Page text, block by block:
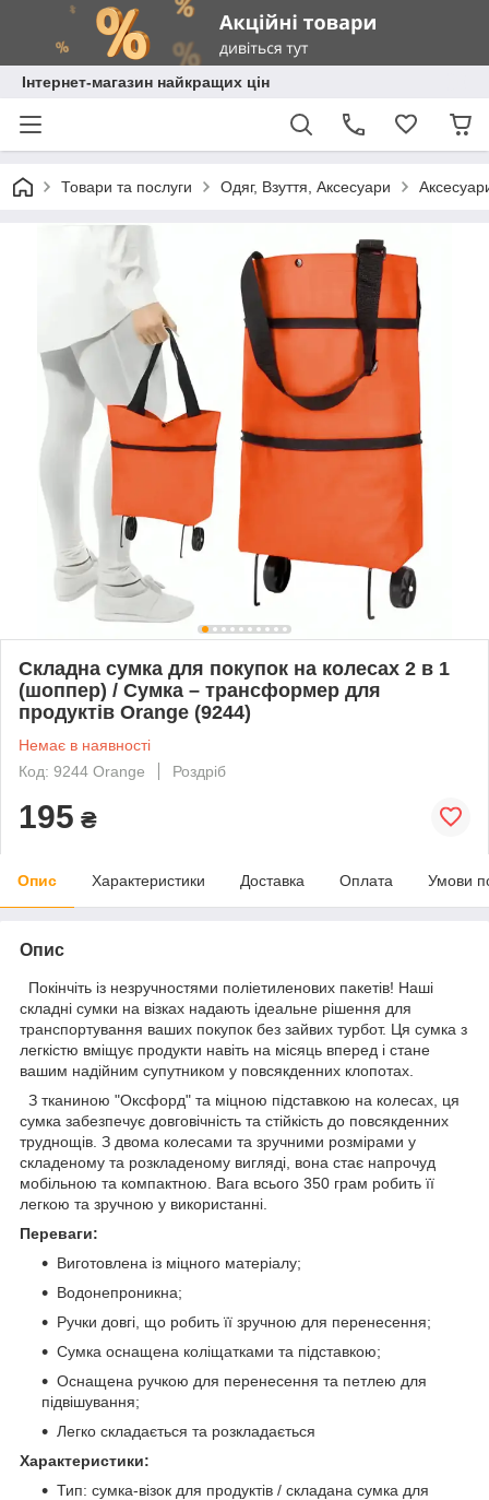
Інтернет-магазин найкращих цін
Товари та послуги Одяг, Взуття, Аксесуари
Складна сумка для покупок на колесах 2 в 1
(шоппер) / Сумка – трансформер для
продуктів Orange (9244)
Немає в наявності
Код: 9244 Orange
Роздріб
195 ₴
Опис Характеристики Доставка Оплата Умови
Опис
Покінчіть із незручностями поліетиленових пакетів! Наші
складні сумки на візках надають ідеальне рішення для
транспортування ваших покупок без зайвих турбот. Ця сумка з
легкістю вміщує продукти навіть на місяць вперед і стане
вашим надійним супутником у повсякденних клопотах.
З тканиною "Оксфорд" та міцною підставкою на колесах, ця
сумка забезпечує довговічність та стійкість до повсякденних
труднощів. З двома колесами та зручними розмірами у
складеному та розкладеному вигляді, вона стає напрочуд
мобільною та компактною. Вага всього 350 грам робить її
легкою та зручною у використанні.
Переваги:
Виготовлена ​​із міцного матеріалу;
Водонепроникна;
Ручки довгі, що робить її зручною для перенесення;
Сумка оснащена коліщатками та підставкою;
Оснащена ручкою для перенесення та петлею для
підвішування;
Легко складається та розкладається
Характеристики:
Тип: сумка-візок для продуктів / складана сумка для